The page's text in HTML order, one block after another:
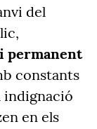
del
permanent
constants
indignació
en els